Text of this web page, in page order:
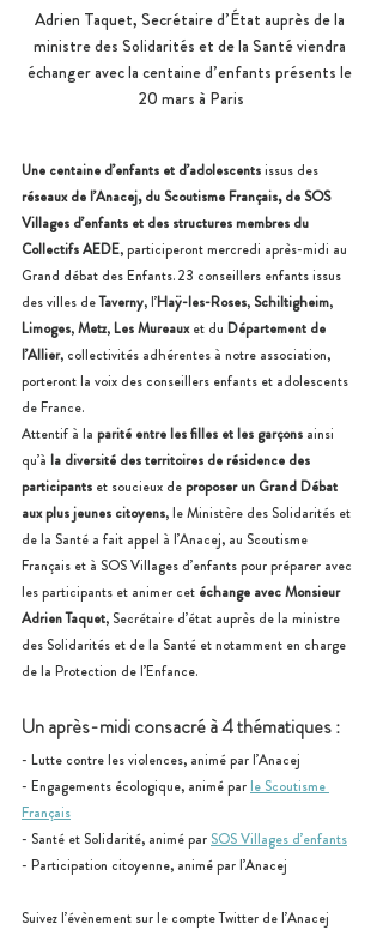
Adrien Taquet, Secrétaire d’État auprès de la
ministre des Solidarités et de la Santé viendra
échanger avec la centaine d’enfants présents le
20 mars à Paris
Une centaine d’enfants et d’adolescents issus des
réseaux de l’Anacej, du Scoutisme Français, de SOS
Villages d’enfants et des structures membres du
Collectifs AEDE, participeront mercredi après-midi au
Grand débat des Enfants. 23 conseillers enfants issus
des villes de Taverny, l’Haÿ-les-Roses, Schiltigheim,
Limoges, Metz, Les Mureaux et du Département de
l’Allier, collectivités adhérentes à notre association,
porteront la voix des conseillers enfants et adolescents
de France.
Attentif à la parité entre les filles et les garçons ainsi
qu’à la diversité des territoires de résidence des
participants et soucieux de proposer un Grand Débat
aux plus jeunes citoyens, le Ministère des Solidarités et
de la Santé a fait appel à l’Anacej, au Scoutisme
Français et à SOS Villages d’enfants pour préparer avec
les participants et animer cet échange avec Monsieur
Adrien Taquet, Secrétaire d’état auprès de la ministre
des Solidarités et de la Santé et notamment en charge
de la Protection de l’Enfance.
Un après-midi consacré à 4 thématiques :
- Lutte contre les violences, animé par l’Anacej
- Engagements écologique, animé par le Scoutisme
Français
- Santé et Solidarité, animé par SOS Villages d’enfants
- Participation citoyenne, animé par l’Anacej
Suivez l’évènement sur le compte Twitter de l’Anacej